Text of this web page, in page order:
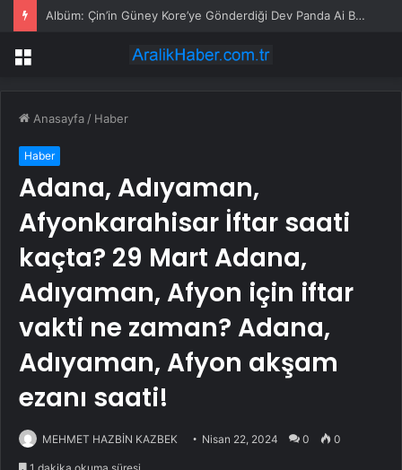
Albüm: Çin’in Güney Kore’ye Gönderdiği Dev Panda Ai Bao Bir Yavru Dünyaya Getirdi
Menü
Anasayfa / Haber
Haber
Adana, Adıyaman,
Afyonkarahisar İftar saati
kaçta? 29 Mart Adana,
Adıyaman, Afyon için iftar
vakti ne zaman? Adana,
Adıyaman, Afyon akşam
ezanı saati!
MEHMET HAZBİN KAZBEK Nisan 22, 2024 0 0